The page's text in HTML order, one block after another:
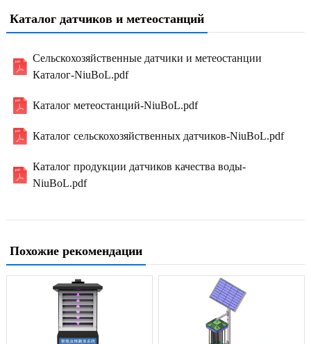
Каталог датчиков и метеостанций
Сельскохозяйственные датчики и метеостанции
Каталог-NiuBoL.pdf
Каталог метеостанций-NiuBoL.pdf
Каталог сельскохозяйственных датчиков-NiuBoL.pdf
Каталог продукции датчиков качества воды-
NiuBoL.pdf
Похожие рекомендации